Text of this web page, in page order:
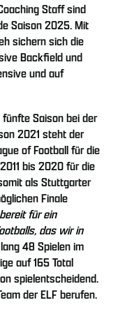
Staff sind
Saison 2025. Mit
sichern sich die
Backfield und
und auf
Saison bei der
2021 steht der
of Football für die
bis 2020 für die
als Stuttgarter
Finale
für ein
das wir in
48 Spielen im
auf 165 Total
spielentscheidend.
der ELF berufen.